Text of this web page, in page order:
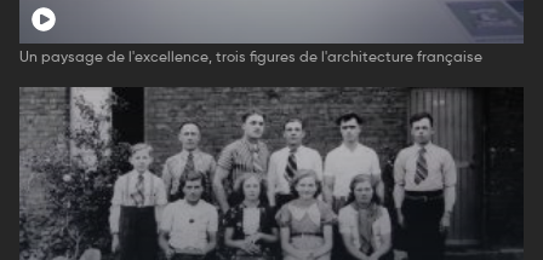
Un paysage de l'excellence, trois figures de l'architecture française